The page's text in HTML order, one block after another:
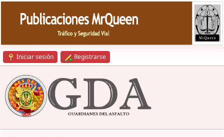
Iniciar sesión Registrarse